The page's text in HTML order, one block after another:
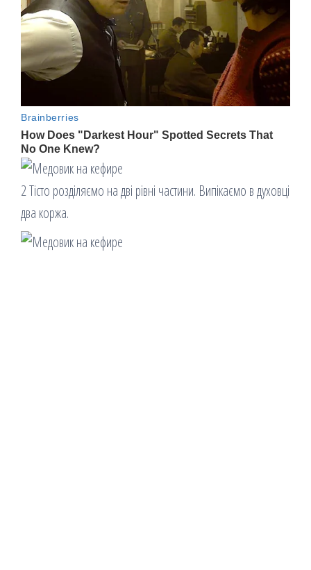
2 Тісто розділяємо на дві рівні частини. Випікаємо в духовці
два коржа.